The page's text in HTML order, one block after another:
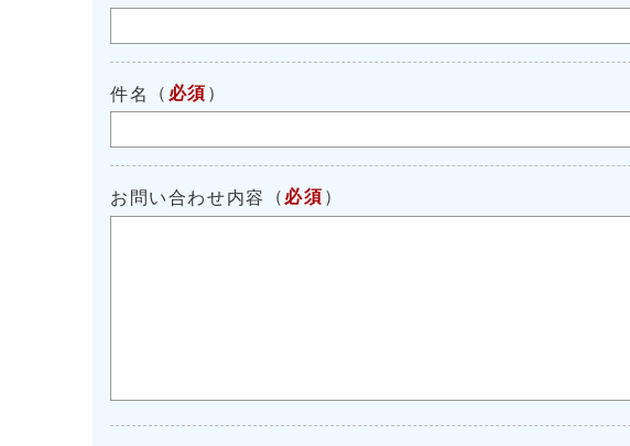
件名 （ 必須 ）
お問い合わせ内容 （ 必須 ）